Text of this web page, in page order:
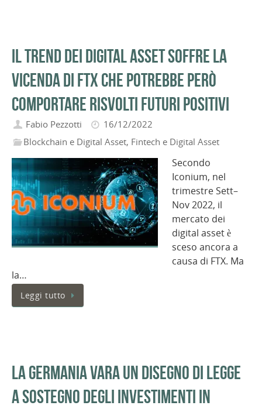
Il trend dei digital asset soffre la
vicenda di FTX che potrebbe però
comportare risvolti futuri positivi
Fabio Pezzotti
16/12/2022
Blockchain e Digital Asset, Fintech e Digital Asset
Secondo
Iconium, nel
trimestre Sett–
Nov 2022, il
mercato dei
digital asset è
sceso ancora a
causa di FTX. Ma
la…
Leggi tutto
La Germania vara un disegno di legge
a sostegno degli investimenti in